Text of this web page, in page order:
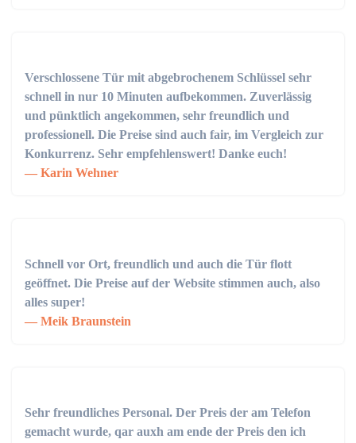
Verschlossene Tür mit abgebrochenem Schlüssel sehr
schnell in nur 10 Minuten aufbekommen. Zuverlässig
und pünktlich angekommen, sehr freundlich und
professionell. Die Preise sind auch fair, im Vergleich zur
Konkurrenz. Sehr empfehlenswert! Danke euch!
Karin Wehner
Schnell vor Ort, freundlich und auch die Tür flott
geöffnet. Die Preise auf der Website stimmen auch, also
alles super!
Meik Braunstein
Sehr freundliches Personal. Der Preis der am Telefon
gemacht wurde, qar auxh am ende der Preis den ich